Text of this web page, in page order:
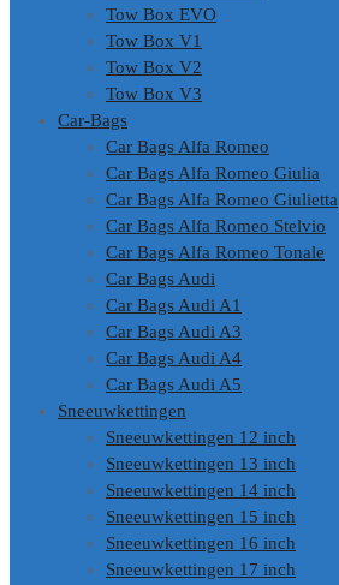
Tow Box EVO
Tow Box V1
Tow Box V2
Tow Box V3
Car-Bags
Car Bags Alfa Romeo
Car Bags Alfa Romeo Giulia
Car Bags Alfa Romeo Giulietta
Car Bags Alfa Romeo Stelvio
Car Bags Alfa Romeo Tonale
Car Bags Audi
Car Bags Audi A1
Car Bags Audi A3
Car Bags Audi A4
Car Bags Audi A5
Sneeuwkettingen
Sneeuwkettingen 12 inch
Sneeuwkettingen 13 inch
Sneeuwkettingen 14 inch
Sneeuwkettingen 15 inch
Sneeuwkettingen 16 inch
Sneeuwkettingen 17 inch